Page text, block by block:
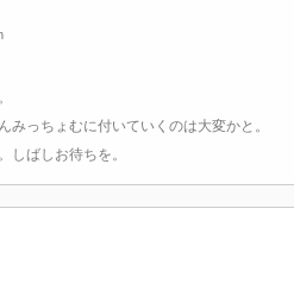
みっちょむに付いていくのは大変かと。
しばしお待ちを。